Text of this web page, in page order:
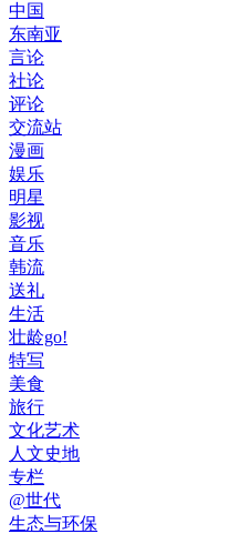
中国
东南亚
言论
社论
评论
交流站
漫画
娱乐
明星
影视
音乐
韩流
送礼
生活
壮龄go!
特写
美食
旅行
文化艺术
人文史地
专栏
@世代
生态与环保